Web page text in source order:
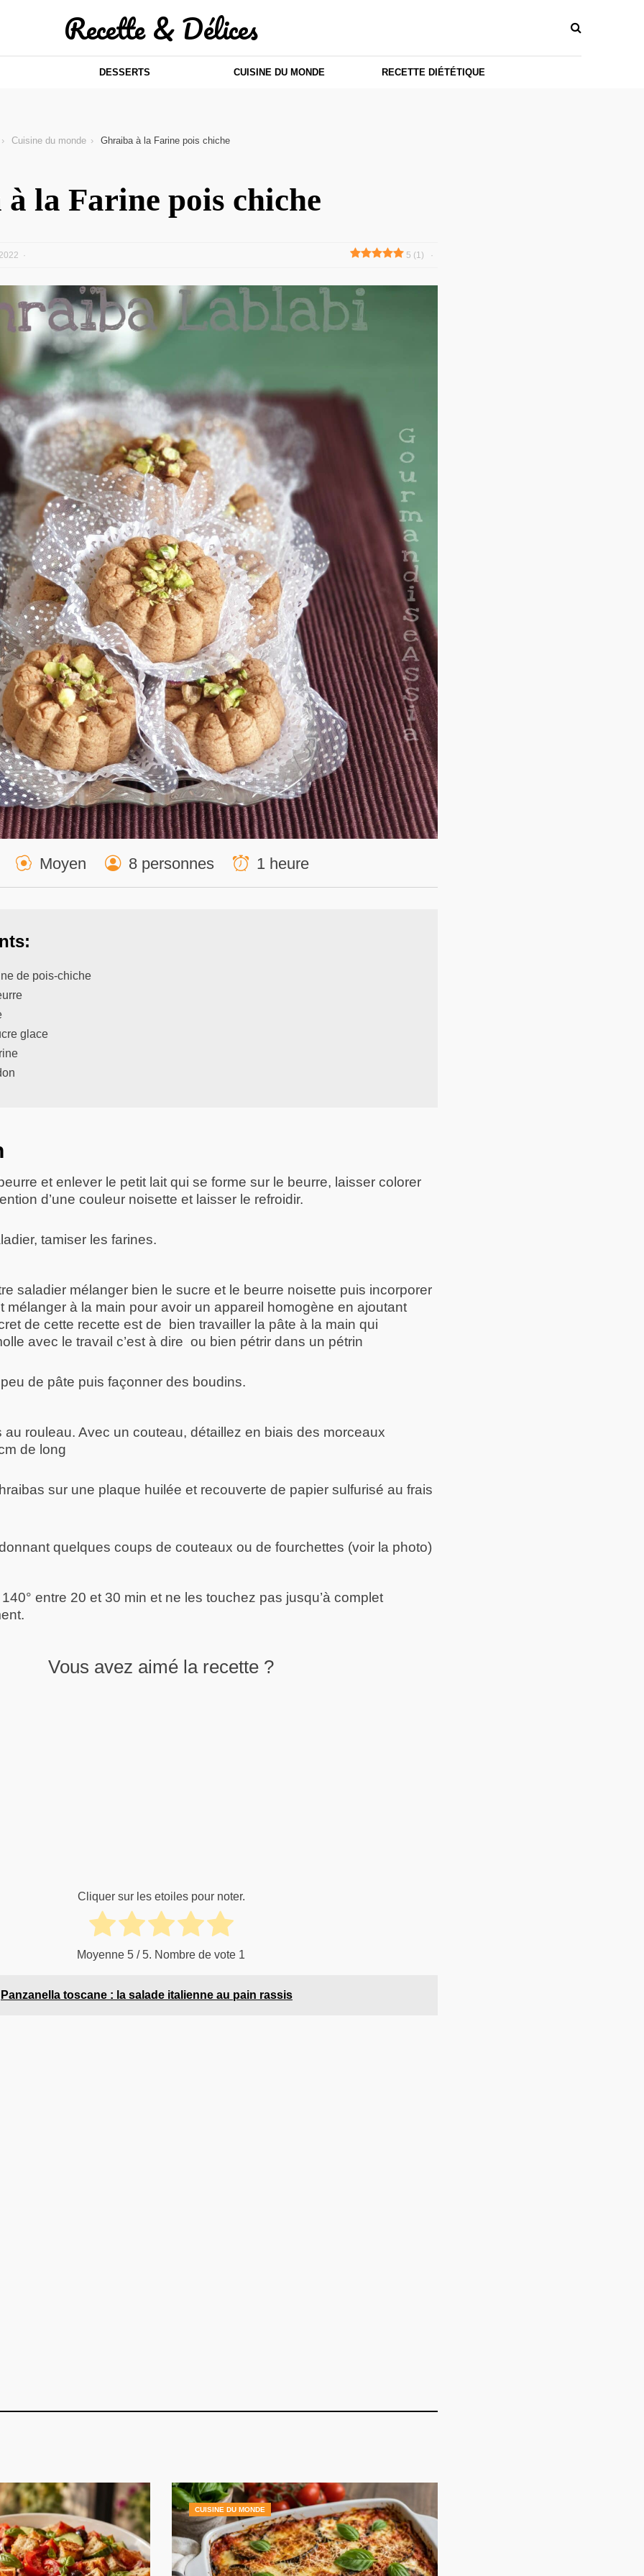
Recette & Délices
DESSERTS CUISINE DU MONDE RECETTE DIÉTÉTIQUE
Cuisine du monde Ghraiba à la Farine pois chiche
la Farine pois chiche
5 (1)
Moyen 8 personnes 1 heure
de pois-chiche
glace
et enlever le petit lait qui se forme sur le beurre, laisser colorer
d’une couleur noisette et laisser le refroidir.
tamiser les farines.
saladier mélanger bien le sucre et le beurre noisette puis incorporer
mélanger à la main pour avoir un appareil homogène en ajoutant
de cette recette est de bien travailler la pâte à la main qui
avec le travail c’est à dire ou bien pétrir dans un pétrin
de pâte puis façonner des boudins.
au rouleau. Avec un couteau, détaillez en biais des morceaux
de long
sur une plaque huilée et recouverte de papier sulfurisé au frais
quelques coups de couteaux ou de fourchettes (voir la photo)
entre 20 et 30 min et ne les touchez pas jusqu’à complet
Vous avez aimé la recette ?
Cliquer sur les etoiles pour noter.
Moyenne 5 / 5. Nombre de vote 1
Panzanella toscane : la salade italienne au pain rassis
CUISINE DU MONDE